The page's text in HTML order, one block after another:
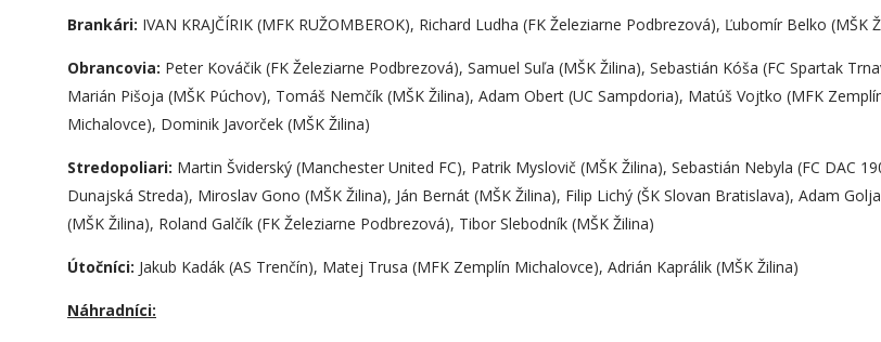
Brankári: IVAN KRAJČÍRIK (MFK RUŽOMBEROK), Richard Ludha (FK Železiarne Podbrezová), Ľubomír Belko (MŠK
Obrancovia: Peter Kováčik (FK Železiarne Podbrezová), Samuel Suľa (MŠK Žilina), Sebastián Kóša (FC Spartak
Marián Pišoja (MŠK Púchov), Tomáš Nemčík (MŠK Žilina), Adam Obert (UC Sampdoria), Matúš Vojtko (MFK
Michalovce), Dominik Javorček (MŠK Žilina)
Stredopoliari: Martin Šviderský (Manchester United FC), Patrik Myslovič (MŠK Žilina), Sebastián Nebyla (FC DAC
Dunajská Streda), Miroslav Gono (MŠK Žilina), Ján Bernát (MŠK Žilina), Filip Lichý (ŠK Slovan Bratislava), Adam
(MŠK Žilina), Roland Galčík (FK Železiarne Podbrezová), Tibor Slebodník (MŠK Žilina)
Útočníci: Jakub Kadák (AS Trenčín), Matej Trusa (MFK Zemplín Michalovce), Adrián Kaprálik (MŠK Žilina)
Náhradníci: